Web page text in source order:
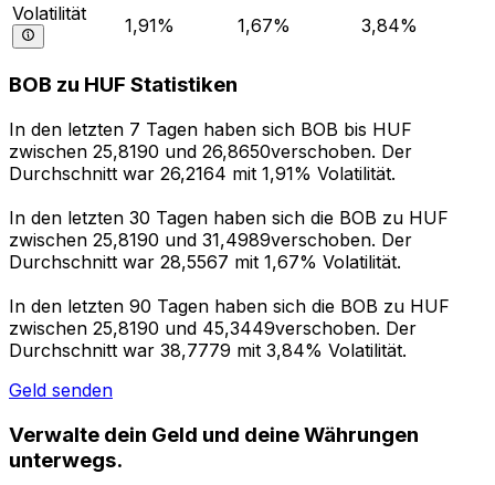
Volatilität
1,91% 1,67% 3,84%
BOB zu HUF Statistiken
In den letzten 7 Tagen haben sich BOB bis HUF
zwischen 25,8190 und 26,8650verschoben. Der
Durchschnitt war 26,2164 mit 1,91% Volatilität.
In den letzten 30 Tagen haben sich die BOB zu HUF
zwischen 25,8190 und 31,4989verschoben. Der
Durchschnitt war 28,5567 mit 1,67% Volatilität.
In den letzten 90 Tagen haben sich die BOB zu HUF
zwischen 25,8190 und 45,3449verschoben. Der
Durchschnitt war 38,7779 mit 3,84% Volatilität.
Geld senden
Verwalte dein Geld und deine Währungen
unterwegs.